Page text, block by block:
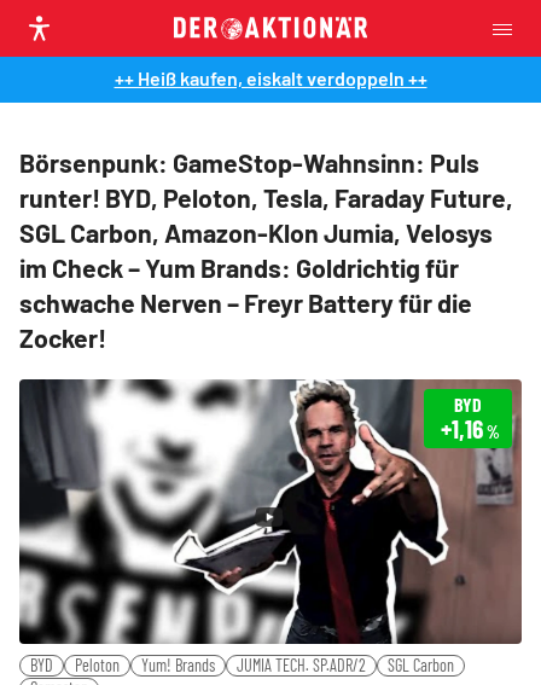
++ Heiß kaufen, eiskalt verdoppeln ++
Börsenpunk: GameStop-Wahnsinn: Puls
runter! BYD, Peloton, Tesla, Faraday Future,
SGL Carbon, Amazon-Klon Jumia, Velosys
im Check – Yum Brands: Goldrichtig für
schwache Nerven – Freyr Battery für die
Zocker!
BYD
+1,16%
BYD Peloton Yum! Brands JUMIA TECH. SP.ADR/2
SGL Carbon